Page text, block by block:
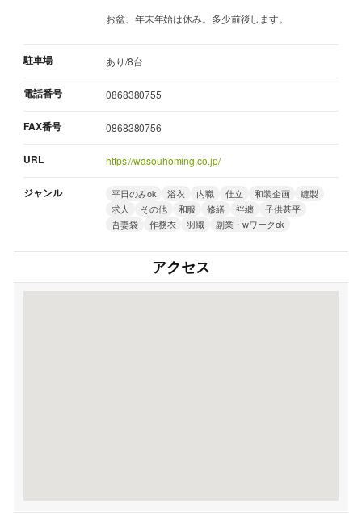
お盆、年末年始は休み。多少前後します。
駐車場 あり/8台
電話番号 0868380755
FAX番号 0868380756
URL https://wasouhoming.co.jp/
ジャンル 平日のみok 浴衣 内職 仕立 和装企画
縫製
求人
その他 和服 修繕 袢纏
子供甚平
吾妻袋
作務衣 羽織 副業・wワークok
アクセス